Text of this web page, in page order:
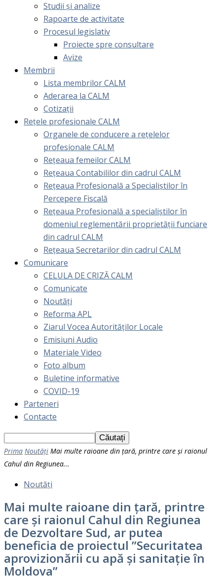
Studii și analize
Rapoarte de activitate
Procesul legislativ
Proiecte spre consultare
Avize
Membrii
Lista membrilor CALM
Aderarea la CALM
Cotizaţii
Rețele profesionale CALM
Organele de conducere a rețelelor
profesionale CALM
Rețeaua femeilor CALM
Rețeaua Contabililor din cadrul CALM
Rețeaua Profesională a Specialiștilor în
Percepere Fiscală
Reţeaua Profesională a specialiştilor în
domeniul reglementării proprietăţii funciare
din cadrul CALM
Rețeaua Secretarilor din cadrul CALM
Comunicare
CELULA DE CRIZĂ CALM
Comunicate
Noutăți
Reforma APL
Ziarul Vocea Autorităților Locale
Emisiuni Audio
Materiale Video
Foto album
Buletine informative
COVID-19
Parteneri
Contacte
Prima Noutăți Mai multe raioane din țară, printre care și raionul
Cahul din Regiunea...
Noutăți
Mai multe raioane din țară, printre
care și raionul Cahul din Regiunea
de Dezvoltare Sud, ar putea
beneficia de proiectul ”Securitatea
aprovizionării cu apă și sanitație în
Moldova”